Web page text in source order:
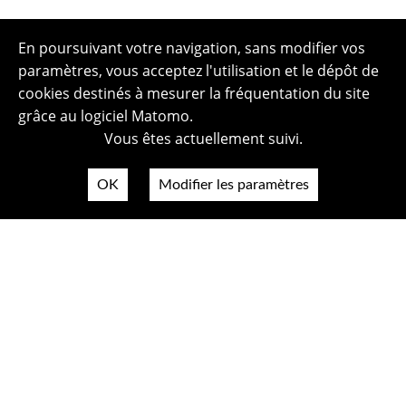
En poursuivant votre navigation, sans modifier vos
paramètres, vous acceptez l'utilisation et le dépôt de
cookies destinés à mesurer la fréquentation du site
grâce au logiciel Matomo.
Vous êtes actuellement suivi.
OK Modifier les paramètres